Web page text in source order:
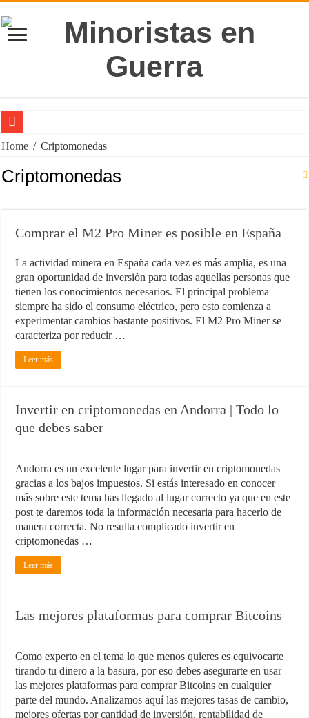
10 libros que deberías leer antes de emprender
5 puntos para mejorar tus Finanzas Personales [para Principiantes]
Maximizando el Potencial Empresarial con Power BI
¿Trabajos rentables? ¡Claro que existen!
El Software de Nómina, ahorra tiempo y dinero en tu empresa
Cómo comenzar un negocio rentable desde casa
¿Cómo una pasarela de pagos puede aumentar las ventas de tu
Marketing para emprendedores
Home / Criptomonedas
Criptomonedas
Comprar el M2 Pro Miner es posible en España
La actividad minera en España cada vez es más amplia, es una
gran oportunidad de inversión para todas aquellas personas que
tienen los conocimientos necesarios. El principal problema
siempre ha sido el consumo eléctrico, pero esto comienza a
experimentar cambios bastante positivos. El M2 Pro Miner se
caracteriza por reducir …
Leer más
Invertir en criptomonedas en Andorra | Todo lo
que debes saber
Andorra es un excelente lugar para invertir en criptomonedas
gracias a los bajos impuestos. Si estás interesado en conocer
más sobre este tema has llegado al lugar correcto ya que en este
post te daremos toda la información necesaria para hacerlo de
manera correcta. No resulta complicado invertir en
criptomonedas …
Leer más
Las mejores plataformas para comprar Bitcoins
Como experto en el tema lo que menos quieres es equivocarte
tirando tu dinero a la basura, por eso debes asegurarte en usar
las mejores plataformas para comprar Bitcoins en cualquier
parte del mundo. Analizamos aquí las mejores tasas de cambio,
mejores ofertas por cantidad de inversión, rentabilidad de